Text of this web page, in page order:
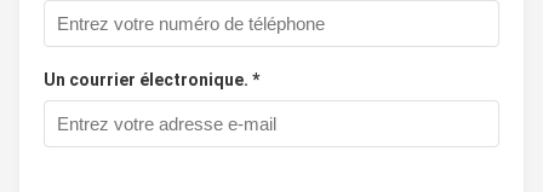
Un courrier électronique. *